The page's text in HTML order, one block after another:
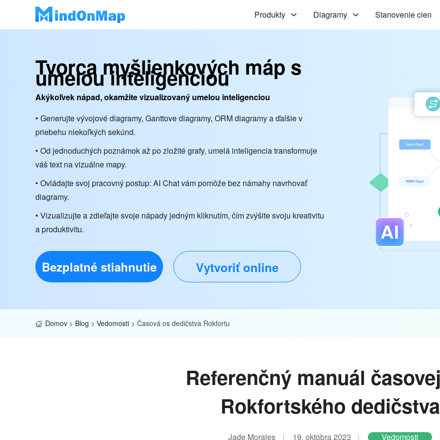
Produkty Diagramy Stanovenie cien
Tvorca myšlienkových máp s
umelou inteligenciou
Akýkoľvek nápad, okamžite vizualizovaný umelou inteligenciou
• Generujte vývojové diagramy, Ganttove diagramy, ORM diagramy a ďalšie v
priebehu niekoľkých sekúnd.
• Od jednoduchých poznámok až po zložité grafy, umelá inteligencia transformuje
váš text na vizuálne mapy.
• Ovládajte svoj pracovný postup: AI Chat vám pomôže bez námahy navrhovať
diagramy.
• Vizualizujte a zdieľajte svoje nápady jedným kliknutím, čím zvýšite svoju kreativitu
a produktivitu.
Bezplatné stiahnutie Vytvoriť online
Domov > Blog > Vedomosti > Časová os dedičstva Rokfortu
Referenčný manuál
Rokfortského dedičstva
Jade Morales 19. októbra 2023 Vedomosti